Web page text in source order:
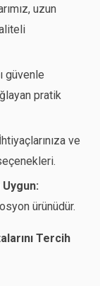
uzun
güvenle
pratik
İhtiyaçlarınıza ve
ürünüdür.
Tercih